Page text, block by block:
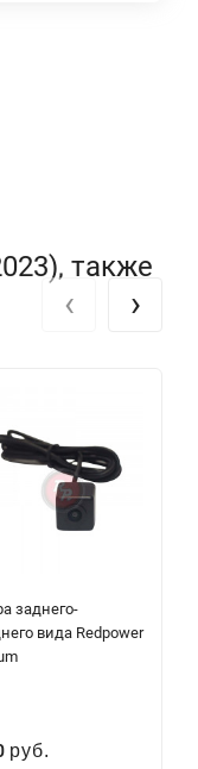
также
заднего-
вида Redpower
руб.
‹ ›